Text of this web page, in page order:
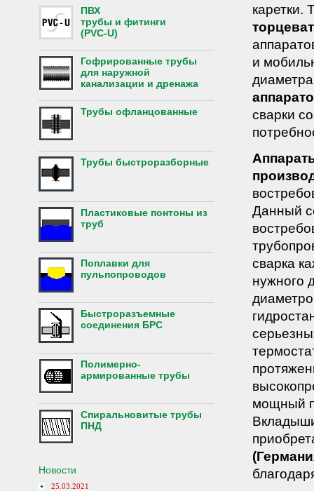
ПВХ
трубы и фитинги
(PVC-U)
Гофрированные трубы
для наружной
канализации и дренажа
Трубы офланцованные
Трубы быстроразборные
Пластиковые понтоны из
труб
Поплавки для
пульпопроводов
Быстроразъемные
соединения БРС
Полимерно-
армированные трубы
Спиральновитые трубы
ПНД
Новости
25.03.2021
каретки.
и
сварки
Данный
сварка
нужного
мощный